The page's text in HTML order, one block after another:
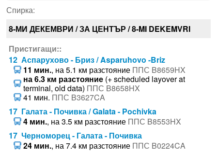
Спирка:
8-МИ ДЕКЕМВРИ / ЗА ЦЕНТЪР / 8-MI DEKEMVRI
Пристигащи::
12 Аспарухово - Бриз / Asparuhovo -Briz
11 мин., на 5.1 км разстояние ППС B8659HX
на 6.3 км разстояние(+ scheduled layover at
terminal, old data) ППС B8658HX
41 мин. ППС B3627CA
17 Галата - Почивка / Galata - Pochivka
4 мин., на 3.5 км разстояние ППС B8553HX
17 Черноморец - Галата - Почивка
24 мин., на 7.4 км разстояние ППС B0224CA